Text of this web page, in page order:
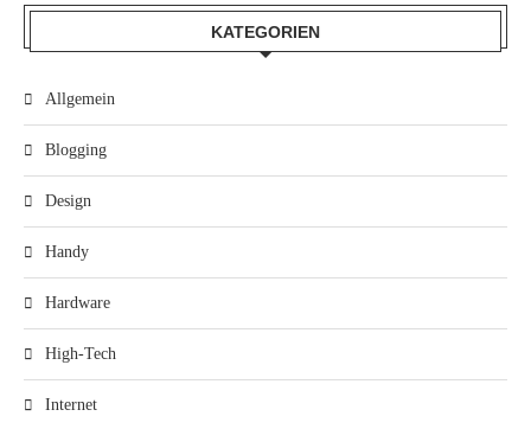
KATEGORIEN
Allgemein
Blogging
Design
Handy
Hardware
High-Tech
Internet